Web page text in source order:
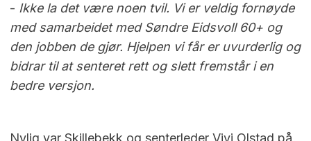
- Ikke la det være noen tvil. Vi er veldig fornøyde
med samarbeidet med Søndre Eidsvoll 60+ og
den jobben de gjør. Hjelpen vi får er uvurderlig og
bidrar til at senteret rett og slett fremstår i en
bedre versjon.
Nylig var Skillebekk og senterleder Vivi Olstad på